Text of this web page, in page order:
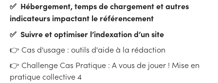
✅ Hébergement, temps de chargement et autres
indicateurs impactant le référencement
✅ Suivre et optimiser l’indexation d’un site
👉 Cas d'usage : outils d'aide à la rédaction
👉 Challenge Cas Pratique : A vous de jouer ! Mise en
pratique collective 4